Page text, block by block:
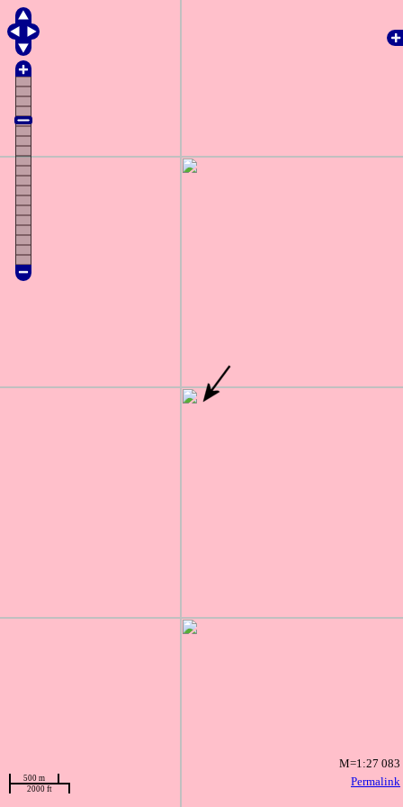
Permalink
500 m
2000 ft
M=1:27 083